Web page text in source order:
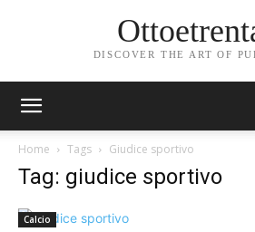
DISCOVER THE ART OF
Home Tags Giudice sportivo
Tag: giudice sportivo
Calcio